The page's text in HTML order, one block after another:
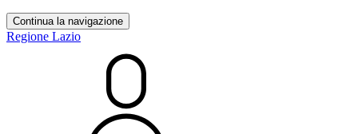
Continua la navigazione
Regione Lazio